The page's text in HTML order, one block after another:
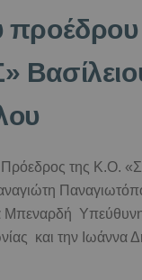
της Κ.Ο.
Μπεναρδή
και την Ιωάννα